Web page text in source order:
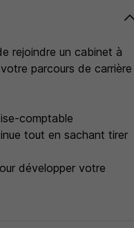
rejoindre un cabinet à
parcours de carrière
comptable
tout en sachant tirer
développer votre